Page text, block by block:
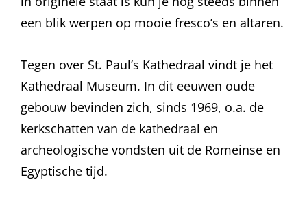
een blik werpen op mooie fresco’s en altaren.
Tegen over St. Paul’s Kathedraal vindt je het
Kathedraal Museum. In dit eeuwen oude
gebouw bevinden zich, sinds 1969, o.a. de
kerkschatten van de kathedraal en
archeologische vondsten uit de Romeinse en
Egyptische tijd.